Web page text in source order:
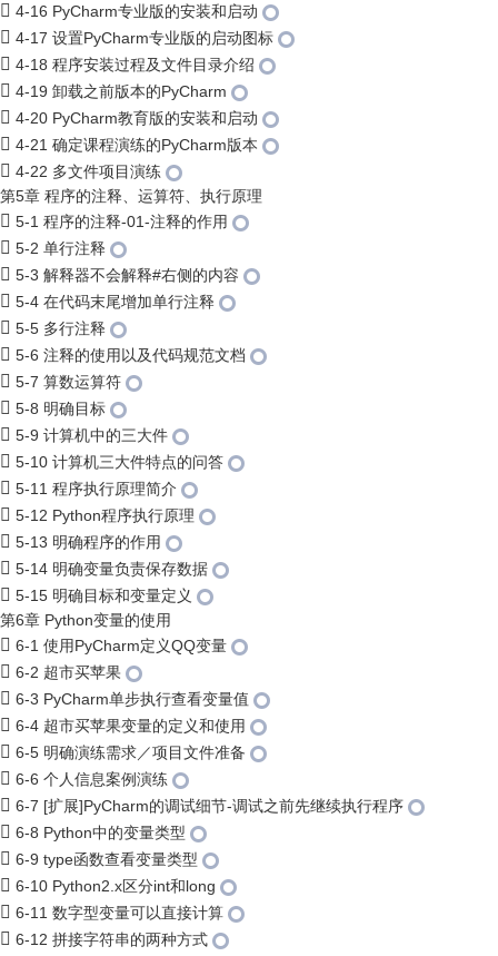
4-16 PyCharm专业版的安装和启动
4-17 设置PyCharm专业版的启动图标
4-18 程序安装过程及文件目录介绍
4-19 卸载之前版本的PyCharm
4-20 PyCharm教育版的安装和启动
4-21 确定课程演练的PyCharm版本
4-22 多文件项目演练
第5章 程序的注释、运算符、执行原理
5-1 程序的注释-01-注释的作用
5-2 单行注释
5-3 解释器不会解释#右侧的内容
5-4 在代码末尾增加单行注释
5-5 多行注释
5-6 注释的使用以及代码规范文档
5-7 算数运算符
5-8 明确目标
5-9 计算机中的三大件
5-10 计算机三大件特点的问答
5-11 程序执行原理简介
5-12 Python程序执行原理
5-13 明确程序的作用
5-14 明确变量负责保存数据
5-15 明确目标和变量定义
第6章 Python变量的使用
6-1 使用PyCharm定义QQ变量
6-2 超市买苹果
6-3 PyCharm单步执行查看变量值
6-4 超市买苹果变量的定义和使用
6-5 明确演练需求／项目文件准备
6-6 个人信息案例演练
6-7 [扩展]PyCharm的调试细节-调试之前先继续执行程序
6-8 Python中的变量类型
6-9 type函数查看变量类型
6-10 Python2.x区分int和long
6-11 数字型变量可以直接计算
6-12 拼接字符串的两种方式